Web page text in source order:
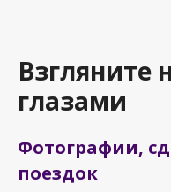
глазами
Фотографии,
поездок